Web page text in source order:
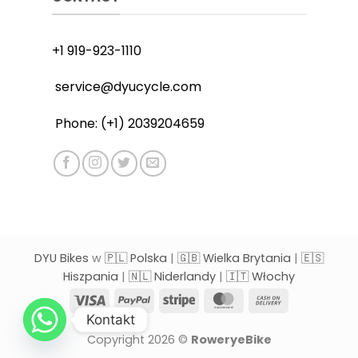
+1 919-923-1110
service@dyucycle.com
Phone: (+1) 2039204659
DYU Bikes w 🇵🇱 Polska | 🇬🇧 Wielka Brytania | 🇪🇸
Hiszpania | 🇳🇱 Niderlandy | 🇮🇹 Włochy
Visa
PayPal Stripe MasterCard
Copyright 2026 © RoweryeBike
Kontakt